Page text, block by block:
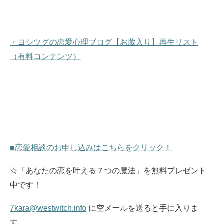
・ヨシツグの恋愛心理ブログ【お蔵入り】再生リスト
（有料コンテンツ）
■恋愛相談のお申し込みはこちらをクリック！
☆「あなたの恋を叶える７つの魔法」を無料プレゼント
中です！
7kara@westwitch.info に空メールを送ると手に入りま